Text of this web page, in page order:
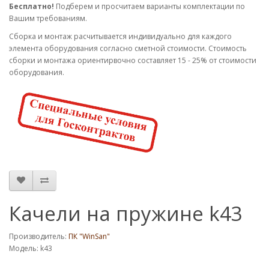
Бесплатно! Подберем и просчитаем варианты комплектации по
Вашим требованиям.
Cборка и монтаж расчитывается индивидуально для каждого
элемента оборудования согласно сметной стоимости. Стоимость
сборки и монтажа ориентирвочно составляет 15 - 25% от стоимости
оборудования.
Качели на пружине k43
Производитель: ПК "WinSan"
Модель: k43